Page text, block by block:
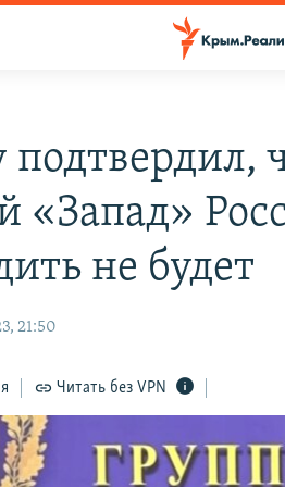
«Запад»
не будет
21:50
Читать без VPN